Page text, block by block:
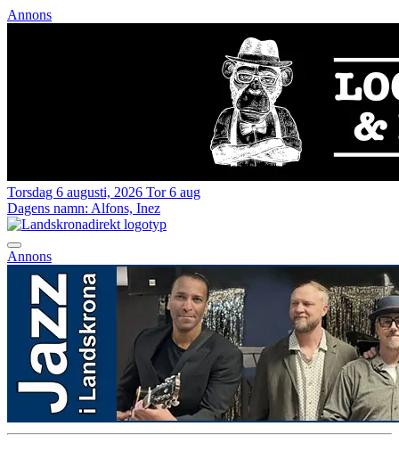
Annons
Torsdag 6 augusti, 2026 Tor 6 aug
Dagens namn: Alfons, Inez
Annons